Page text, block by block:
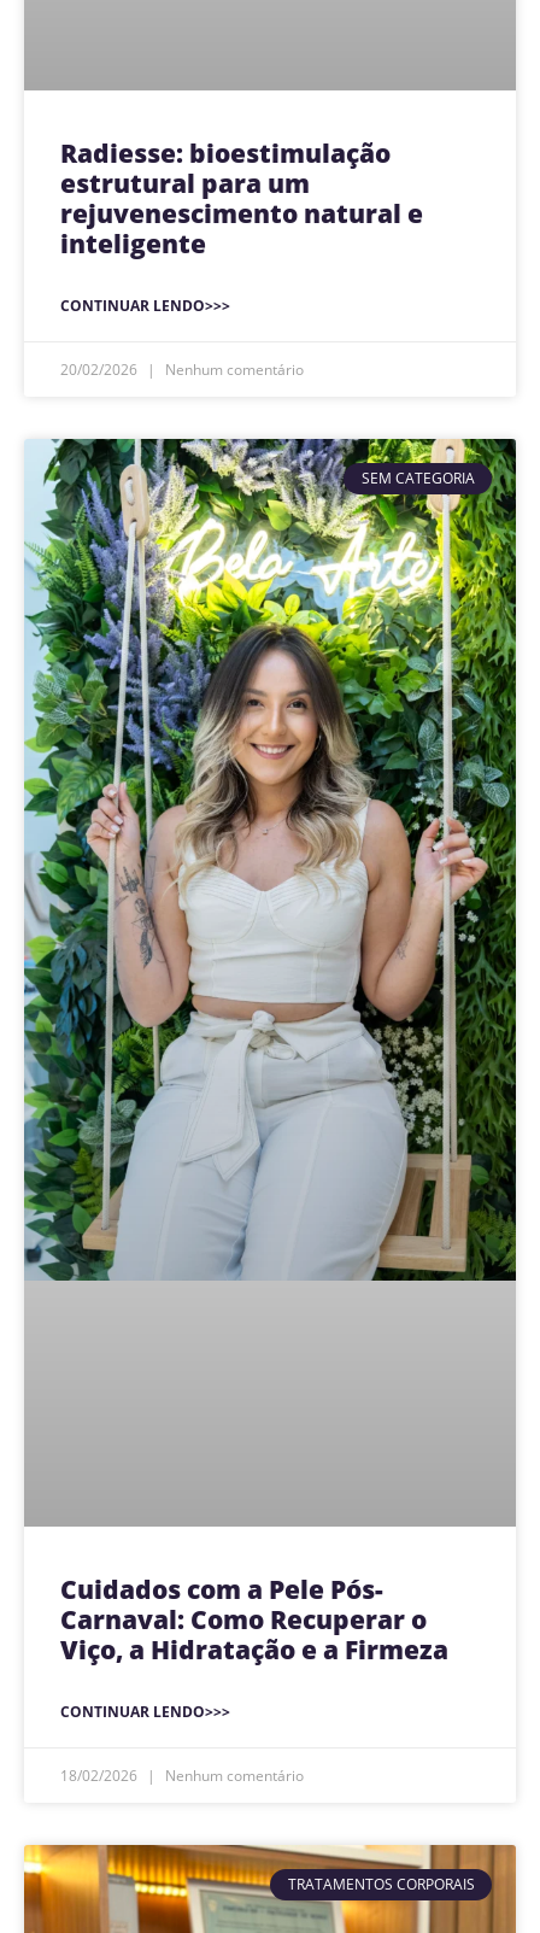
Radiesse: bioestimulação
estrutural para um
rejuvenescimento natural e
inteligente
CONTINUAR LENDO>>>
20/02/2026 Nenhum comentário
SEM CATEGORIA
Cuidados com a Pele Pós-
Carnaval: Como Recuperar o
Viço, a Hidratação e a Firmeza
CONTINUAR LENDO>>>
18/02/2026 Nenhum comentário
TRATAMENTOS CORPORAIS